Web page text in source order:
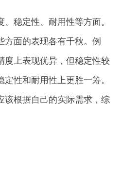
稳定性、耐用性等方面。
方面的表现各有千秋。例
度上表现优异，但稳定性较
性和耐用性上更胜一筹。
该根据自己的实际需求，综